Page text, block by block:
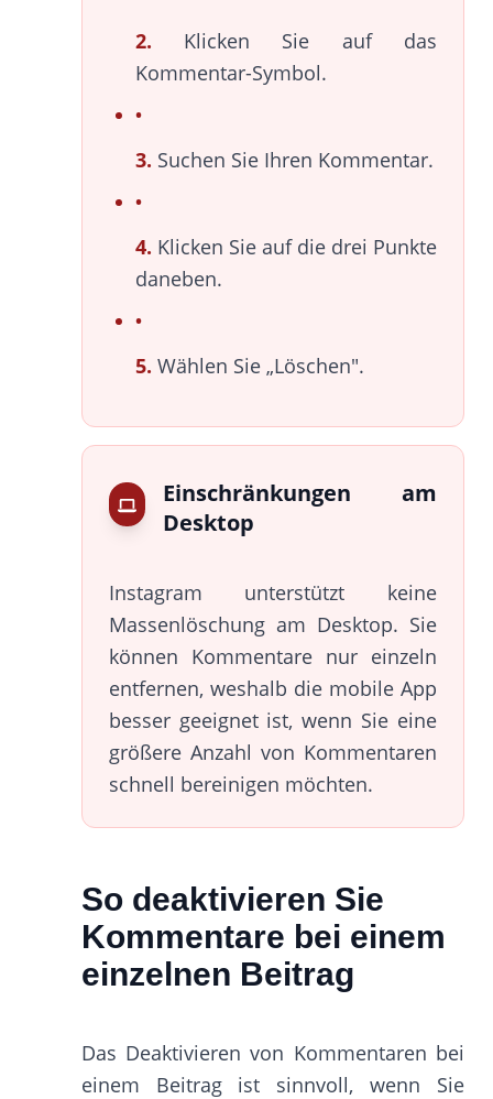
2. Klicken Sie auf das
Kommentar-Symbol.
3. Suchen Sie Ihren Kommentar.
4. Klicken Sie auf die drei Punkte
daneben.
5. Wählen Sie „Löschen".
Einschränkungen am
Desktop
Instagram unterstützt keine
Massenlöschung am Desktop. Sie
können Kommentare nur einzeln
entfernen, weshalb die mobile App
besser geeignet ist, wenn Sie eine
größere Anzahl von Kommentaren
schnell bereinigen möchten.
So deaktivieren Sie
Kommentare bei einem
einzelnen Beitrag
Das Deaktivieren von Kommentaren bei
einem Beitrag ist sinnvoll, wenn Sie